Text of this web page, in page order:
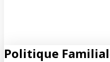
Politique